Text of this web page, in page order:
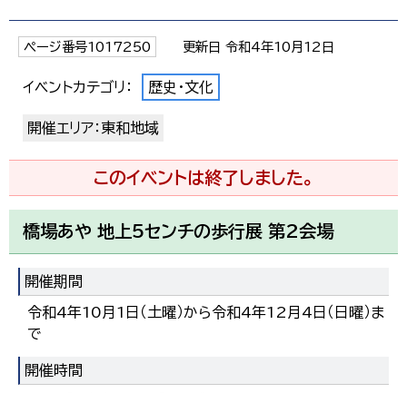
ページ番号1017250 更新日 令和4年10月12日
イベントカテゴリ： 歴史・文化
開催エリア：東和地域
このイベントは終了しました。
橋場あや 地上5センチの歩行展 第2会場
開催期間
令和4年10月1日（土曜）から令和4年12月4日（日曜）ま
で
開催時間